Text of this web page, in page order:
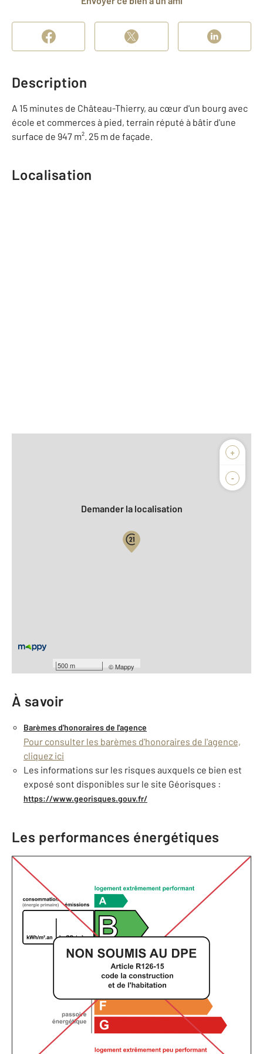
Description
A 15 minutes de Château-Thierry, au cœur d'un bourg avec
école et commerces à pied, terrain réputé à bâtir d'une
surface de 947 m². 25 m de façade.
Localisation
+
-
500 m ©Mappy
Biens vendus
Demander la localisation
Général
Façade : 25 m
À savoir
Barèmes d'honoraires de l'agence
Pour consulter les barèmes d'honoraires de l'agence,
cliquez ici
Les informations sur les risques auxquels ce bien est
exposé sont disponibles sur le site Géorisques :
https://www.georisques.gouv.fr/
Les performances énergétiques